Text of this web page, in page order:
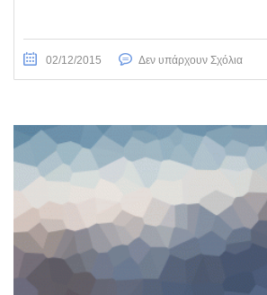
02/12/2015 Δεν υπάρχουν Σχόλια